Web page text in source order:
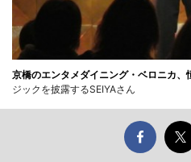
京橋のエンタメダイニング・ベロニカ
ジックを披露するSEIYAさん